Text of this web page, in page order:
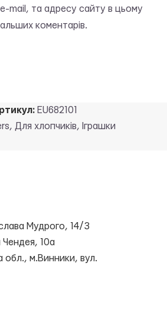
mail, та адресу сайту в цьому
коментарів.
EU682101
, Для хлопчиків, Іграшки
Мудрого, 14/3
Чендея, 10а
обл., м.Винники, вул.